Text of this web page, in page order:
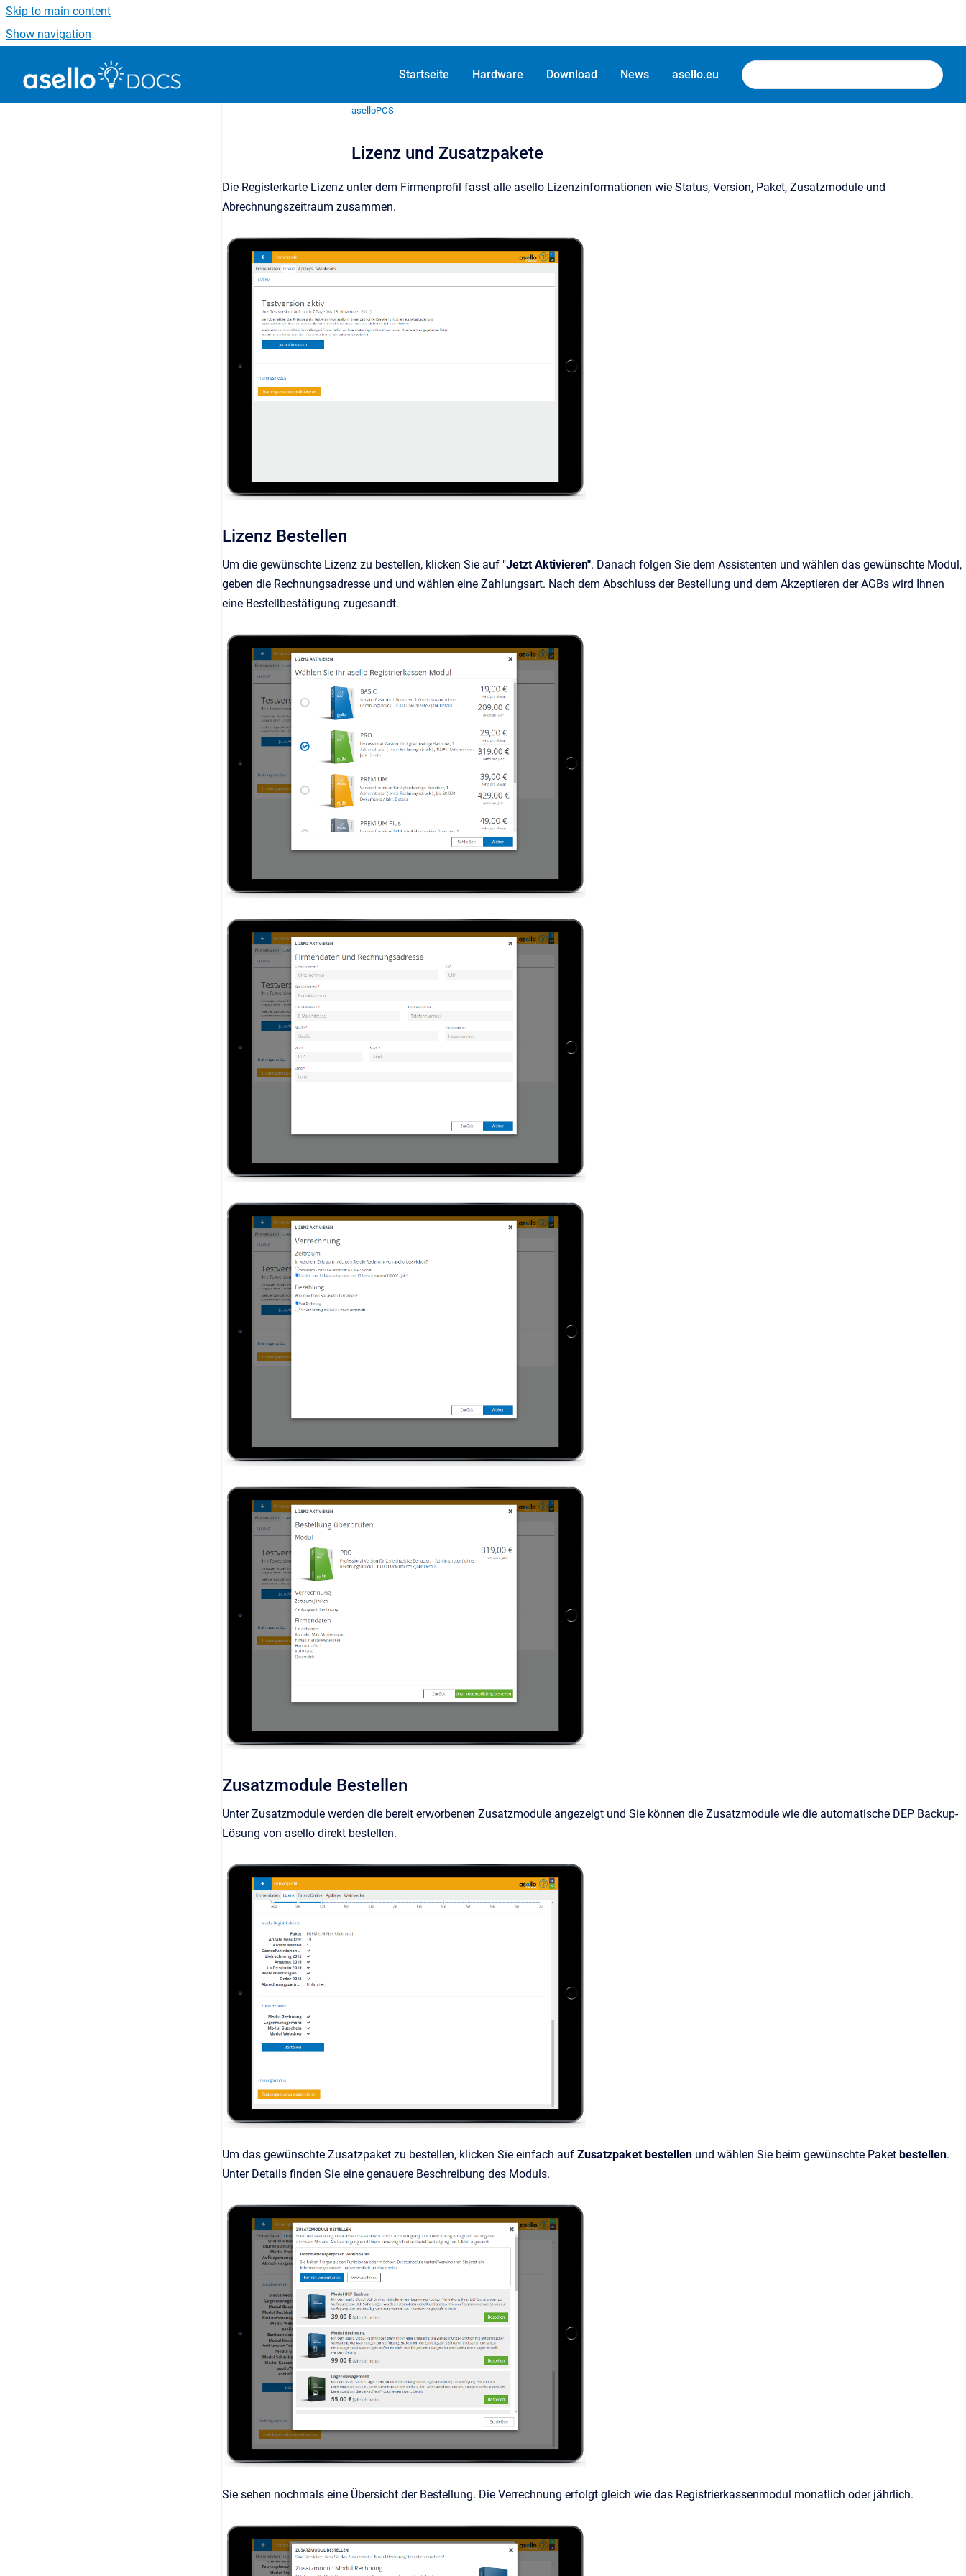
Skip to main content
Show navigation
Startseite Hardware Download News asello.eu
aselloPOS
Lizenz und Zusatzpakete
Die Registerkarte Lizenz unter dem Firmenprofil fasst alle asello Lizenzinformationen wie Status, Version, Paket, Zusatzmodule und
Abrechnungszeitraum zusammen.
Lizenz Bestellen
Um die gewünschte Lizenz zu bestellen, klicken Sie auf "Jetzt Aktivieren". Danach folgen Sie dem Assistenten und wählen das gewünschte Modul,
geben die Rechnungsadresse und und wählen eine Zahlungsart. Nach dem Abschluss der Bestellung und dem Akzeptieren der AGBs wird Ihnen
eine Bestellbestätigung zugesandt.
Zusatzmodule Bestellen
Unter Zusatzmodule werden die bereit erworbenen Zusatzmodule angezeigt und Sie können die Zusatzmodule wie die automatische DEP Backup-
Lösung von asello direkt bestellen.
Um das gewünschte Zusatzpaket zu bestellen, klicken Sie einfach auf Zusatzpaket bestellen und wählen Sie beim gewünschte Paket bestellen.
Unter Details finden Sie eine genauere Beschreibung des Moduls.
Sie sehen nochmals eine Übersicht der Bestellung. Die Verrechnung erfolgt gleich wie das Registrierkassenmodul monatlich oder jährlich.